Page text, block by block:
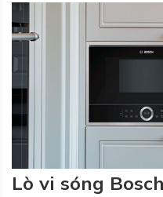
Lò vi sóng